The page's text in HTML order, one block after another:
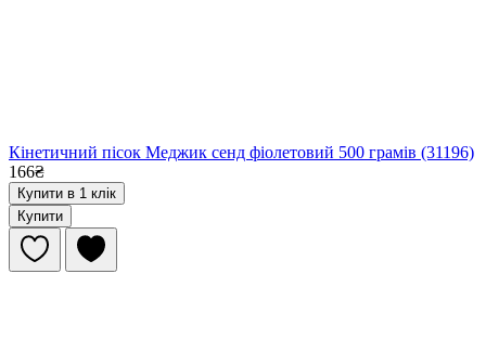
Кінетичний пісок Меджик сенд фіолетовий 500 грамів (31196)
166₴
Купити в 1 клік
Купити